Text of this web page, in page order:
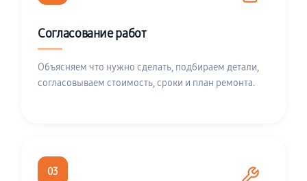
Согласование работ
Объясняем что нужно сделать, подбираем детали,
согласовываем стоимость, сроки и план ремонта.
03